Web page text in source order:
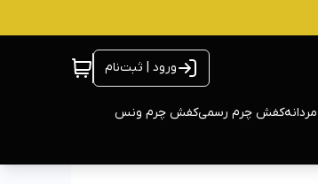
ورود | ثبت‌نام
کفش چرم رسمیکفش چرم ونس